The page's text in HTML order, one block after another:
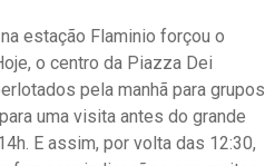
estação Flaminio forçou o
o centro da Piazza Dei
pela manhã para grupos
uma visita antes do grande
E assim, por volta das 12:30,